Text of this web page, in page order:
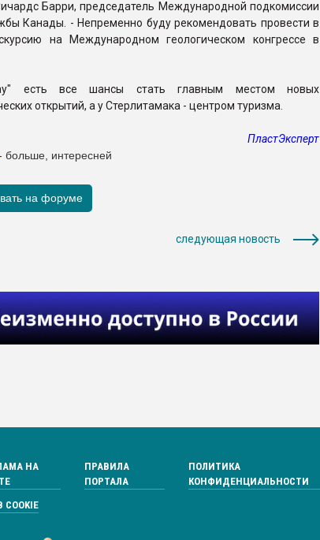
Барри, председатель Международной подкомиссии
Канады. - Непременно буду рекомендовать провести в
на Международном геологическом конгрессе в
есть все шансы стать главным местом новых
открытий, а у Стерлитамака - центром туризма.
ПластЭксперт
больше, интересней
следующая новость
НА
ПРАВИЛА
ПОРТАЛА
ПОЛИТИКА
КОНФИДЕНЦИАЛЬНОСТИ